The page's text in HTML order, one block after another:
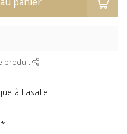
produit
à Lasalle